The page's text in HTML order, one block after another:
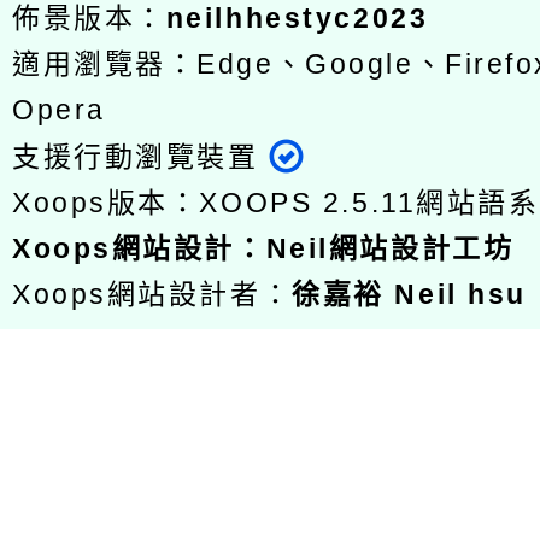
佈景版本： neilhhestyc2023
適用瀏覽器：Edge、Google、
Opera
支援行動瀏覽裝置
Xoops版本： XOOPS 2.5.11網站語
Xoops網站設計 ： Neil網站設計工坊
Xoops網站設計者：徐嘉裕 Neil hsu